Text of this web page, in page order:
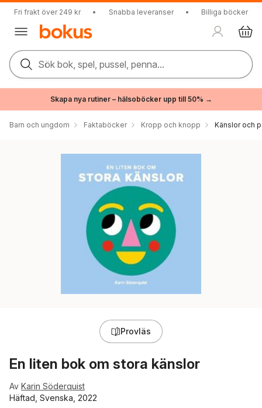
Fri frakt över 249 kr • Snabba leveranser • Billiga böcker
Sök bok, spel, pussel, penna...
Skapa nya rutiner – hälsoböcker upp till 50% →
Barn och ungdom Faktaböcker Kropp och knopp Känslor och
Provläs
En liten bok om stora känslor
Av Karin Söderquist
Häftad, Svenska, 2022